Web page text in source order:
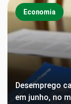
Economia
Desemprego
em junho, no